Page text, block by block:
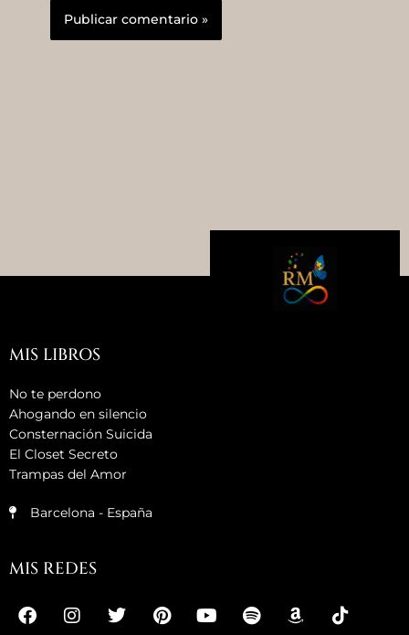
MIS LIBROS
No te perdono
Ahogando en silencio
Consternación Suicida
El Closet Secreto
Trampas del Amor
Barcelona - España
MIS REDES
F
a
I
n
T
w
P
i
Y
o
S
p
A
m
T
i
M
e